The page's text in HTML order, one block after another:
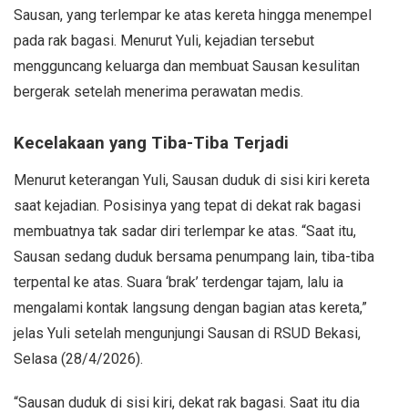
Sausan, yang terlempar ke atas kereta hingga menempel
pada rak bagasi. Menurut Yuli, kejadian tersebut
mengguncang keluarga dan membuat Sausan kesulitan
bergerak setelah menerima perawatan medis.
Kecelakaan yang Tiba-Tiba Terjadi
Menurut keterangan Yuli, Sausan duduk di sisi kiri kereta
saat kejadian. Posisinya yang tepat di dekat rak bagasi
membuatnya tak sadar diri terlempar ke atas. “Saat itu,
Sausan sedang duduk bersama penumpang lain, tiba-tiba
terpental ke atas. Suara ‘brak’ terdengar tajam, lalu ia
mengalami kontak langsung dengan bagian atas kereta,”
jelas Yuli setelah mengunjungi Sausan di RSUD Bekasi,
Selasa (28/4/2026).
“Sausan duduk di sisi kiri, dekat rak bagasi. Saat itu dia